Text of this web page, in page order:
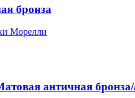
бронза
Морелли
античная бронза/